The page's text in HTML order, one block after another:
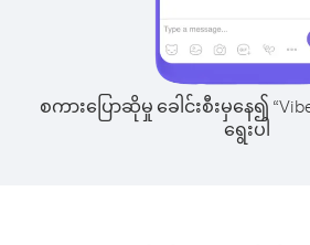
စကားပြောဆိုမှု ခေါင်းစီးမှနေ၍
ရွေးပါ